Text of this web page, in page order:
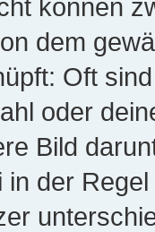
können
dem
Oft
oder
Bild
in der